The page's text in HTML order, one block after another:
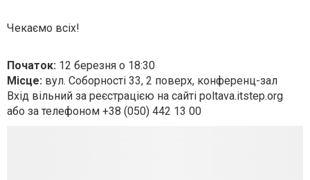
Чекаємо всіх!
Початок: 12 березня о 18:30
Місце: вул. Соборності 33, 2 поверх, конференц-зал
Вхід вільний за реєстрацією на сайті poltava.itstep.org
або за телефоном +38 (050) 442 13 00